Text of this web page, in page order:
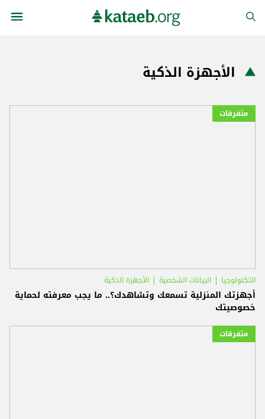
الأجهزة الذكية
متفرقات
التكنولوجيا البيانات الشخصية الأجهزة الذكية
أجهزتك المنزلية تسمعك وتشاهدك؟.. ما يجب معرفته لحماية
خصوصيتك
متفرقات